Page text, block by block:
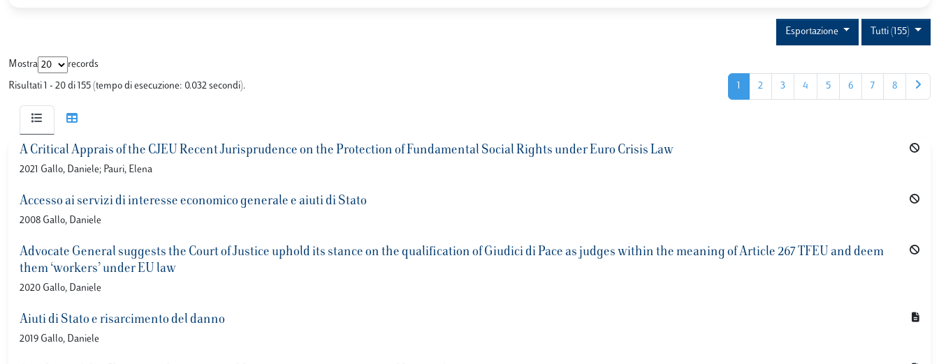
Tutti (155)
Esportazione
Mostra records
Risultati 1 - 20 di 155 (tempo di esecuzione: 0.032 secondi). 1 2 3 4 5 6 7 8
A Critical Apprais of the CJEU Recent Jurisprudence on the Protection of Fundamental Social Rights under Euro Crisis Law
2021 Gallo, Daniele; Pauri, Elena
Accesso ai servizi di interesse economico generale e aiuti di Stato
2008 Gallo, Daniele
Advocate General suggests the Court of Justice uphold its stance on the qualification of Giudici di Pace as judges within the meaning of Article 267 TFEU and deem
them ‘workers’ under EU law
2020 Gallo, Daniele
Aiuti di Stato e risarcimento del danno
2019 Gallo, Daniele